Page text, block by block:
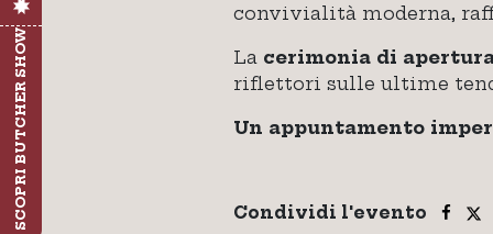
SCOPRI BUTCHER SHOW
convivialità moderna,
La cerimonia di
riflettori sulle ultime
Un appuntamento
Condividi l'evento